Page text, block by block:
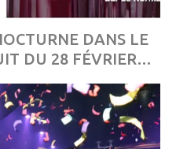
DANS LE
DU 28 FÉVRIER…